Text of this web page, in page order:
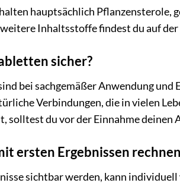
hauptsächlich Pflanzensterole,
Inhaltsstoffe findest du auf
sicher?
bei sachgemäßer Anwendung
Verbindungen, die in vielen
solltest du vor der Einnahme deinen
ersten Ergebnissen
sichtbar werden, kann